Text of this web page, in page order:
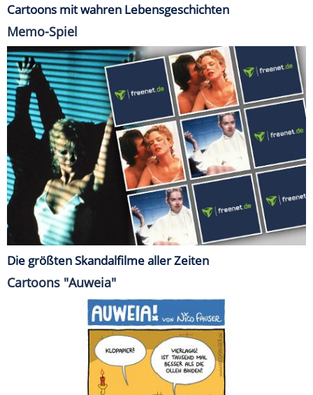
Cartoons mit wahren Lebensgeschichten
Memo-Spiel
Die größten Skandalfilme aller Zeiten
Cartoons "Auweia"